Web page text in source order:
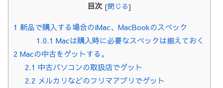
目次 [閉じる]
1 新品で購入する場合のiMac、MacBookのスペック
1.0.1 Macは購入時に必要なスペックは揃えておく
2 Macの中古をゲットする。
2.1 中古パソコンの取扱店でゲット
2.2メルカリなどのフリマアプリでゲット